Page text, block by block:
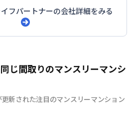
フパートナーの会社詳細をみる
じ間取りのマンスリーマンシ
新された注目のマンスリーマンション